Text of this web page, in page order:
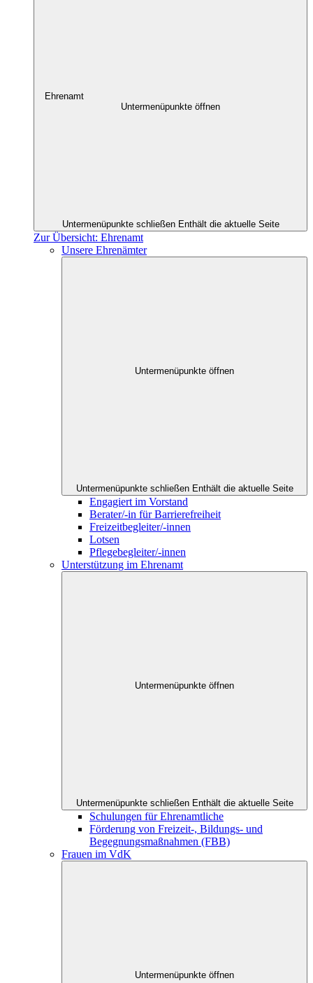
Ehrenamt
Untermenüpunkte öffnen
Untermenüpunkte schließen Enthält die aktuelle Seite
Zur Übersicht: Ehrenamt
Unsere Ehrenämter
Untermenüpunkte öffnen
Untermenüpunkte schließen Enthält die aktuelle Seite
Engagiert im Vorstand
Berater/-in für Barrierefreiheit
Freizeitbegleiter/-innen
Lotsen
Pflegebegleiter/-innen
Unterstützung im Ehrenamt
Untermenüpunkte öffnen
Untermenüpunkte schließen Enthält die aktuelle Seite
Schulungen für Ehrenamtliche
Förderung von Freizeit-, Bildungs- und
Begegnungsmaßnahmen (FBB)
Frauen im VdK
Untermenüpunkte öffnen